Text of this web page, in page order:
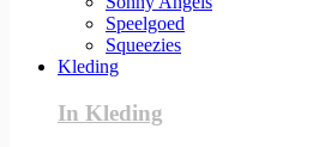
Speelgoed
Squeezies
Kleding
In Kleding